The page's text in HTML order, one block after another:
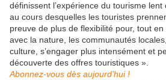
définissent l’expérience du tourisme
au cours desquelles les touristes
preuve de plus de flexibilité pour, tout en
avec la nature, les communautés
culture, s’engager plus intensément et
découverte des offres touristiques ».
Abonnez-vous dès aujourd’hui !